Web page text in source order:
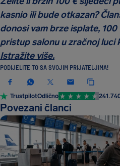
kasnio ili bude otkazan?
donosi vam brze isplate,
pristup salonu u zračnoj luci
Istražite više.
PODIJELITE TO SA SVOJIM PRIJATELJIMA!
TrustpilotOdlično
Povezani članci